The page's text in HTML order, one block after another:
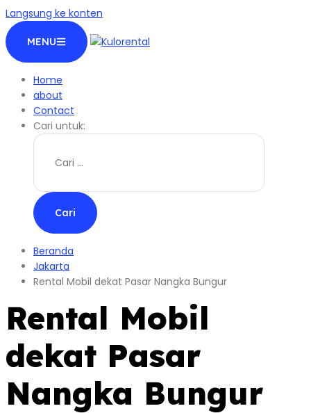
Langsung ke konten
MENU
Home
about
Contact
Cari untuk:
Beranda
Jakarta
Rental Mobil dekat Pasar Nangka Bungur
Rental Mobil
dekat Pasar
Nangka Bungur